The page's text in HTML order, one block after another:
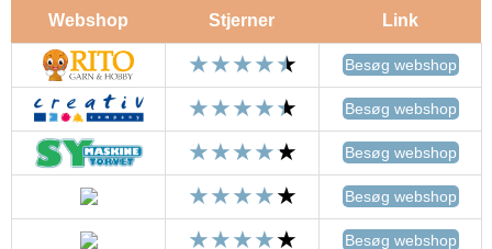
Webshop Stjerner Link
Besøg webshop
Besøg webshop
Besøg webshop
Besøg webshop
Besøg webshop